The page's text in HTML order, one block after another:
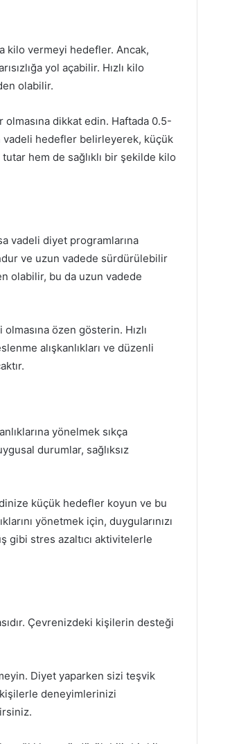
kilo vermeyi hedefler. Ancak,
yol açabilir. Hızlı kilo
olabilir.
dikkat edin. Haftada 0.5-
vadeli hedefler belirleyerek, küçük
hem de sağlıklı bir şekilde kilo
vadeli diyet programlarına
ve uzun vadede sürdürülebilir
olabilir, bu da uzun vadede
özen gösterin. Hızlı
alışkanlıkları ve düzenli
yönelmek sıkça
durumlar, sağlıksız
küçük hedefler koyun ve bu
yönetmek için, duygularınızı
gibi stres azaltıcı aktivitelerle
Çevrenizdeki kişilerin desteği
Diyet yaparken sizi teşvik
deneyimlerinizi